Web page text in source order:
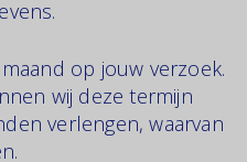
op jouw verzoek.
wij deze termijn
verlengen, waarvan